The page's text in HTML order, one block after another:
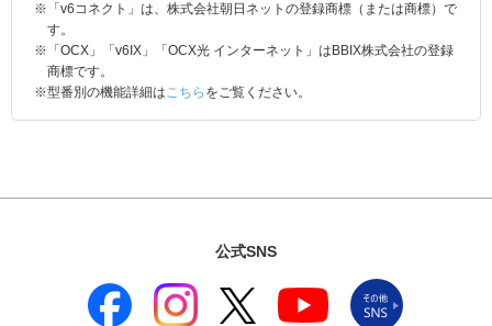
WN-AX2033GR 〇 × 〇
WN-DX1167GR
〇
〇
WN-AX1167GR/V6 〇 〇 ×
〇
WN-DX1200GR 〇
〇
※3、4
〇
※「v6コネクト」は、株式会社朝日ネットの登録商標（または商標）で
す。
※「OCX」「v6IX」「OCX光 インターネット」はBBIX株式会社の登録
商標です。
※型番別の機能詳細はこちら をご覧ください。
公式SNS